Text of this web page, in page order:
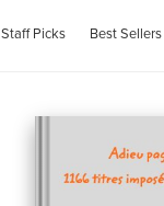
Staff Picks Best Sellers